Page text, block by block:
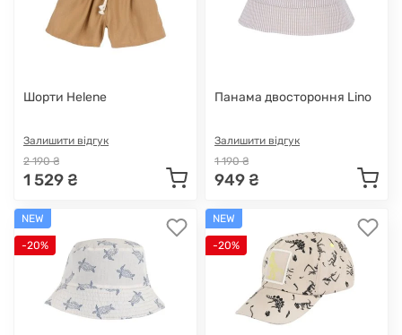
Шорти Helene
Залишити відгук
2 190 ₴
1 529 ₴
Панама двостороння Lino
Залишити відгук
1 190 ₴
949 ₴
NEW
-20%
NEW
-20%